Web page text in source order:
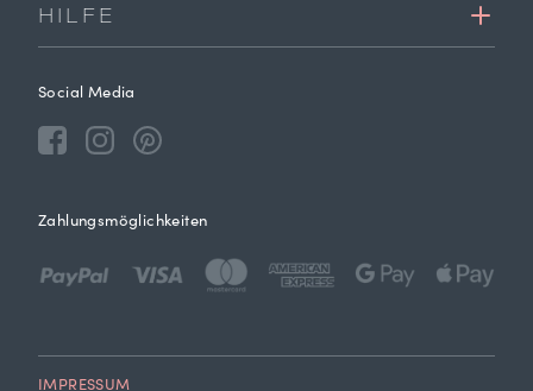
HILFE
Social Media
Zahlungsmöglichkeiten
IMPRESSUM